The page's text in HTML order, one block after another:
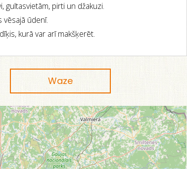
gultasvietām, pirti un džakuzi.
vēsajā ūdenī.
kurā var arī makšķerēt.
Waze